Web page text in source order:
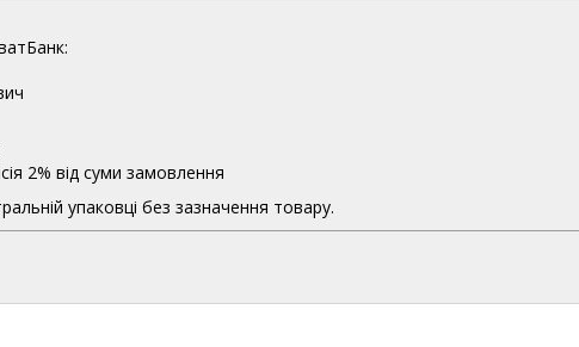
2% від суми замовлення
упаковці без зазначення товару.